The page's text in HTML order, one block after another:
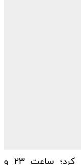
خبرنگار صداوسیما در سیریک اعلام کرد؛ ساعت ۲۳ و